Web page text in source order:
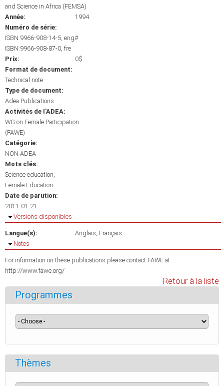
and Science in Africa (FEMSA)
Année:
1994
Numéro de série:
ISBN:9966-908-14-5, eng#
ISBN:9966-908-87-0, fre
Prix:
0$
Format de document:
Technical note
Type de document:
Adea Publications
Activités de l'ADEA:
WG on Female Participation
(FAWE)
Catégorie:
NON ADEA
Mots clés:
Science education
Female Education
Date de parution:
2011-01-21
Masquer
Versions disponibles
Langue(s): Anglais Français
Masquer
Notes
For information on these publications please contact FAWE at
http://www.fawe.org/
Retour à la liste
Programmes
Thèmes